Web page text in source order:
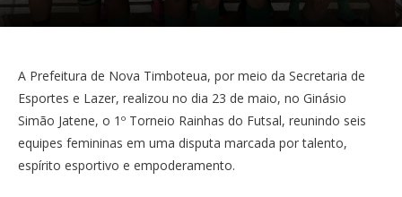
A Prefeitura de Nova Timboteua, por meio da Secretaria de
Esportes e Lazer, realizou no dia 23 de maio, no Ginásio
Simão Jatene, o 1º Torneio Rainhas do Futsal, reunindo seis
equipes femininas em uma disputa marcada por talento,
espírito esportivo e empoderamento.